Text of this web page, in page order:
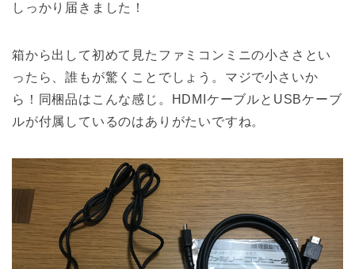
しっかり届きました！
箱から出して初めて見たファミコンミニの小ささとい
ったら、誰もが驚くことでしょう。マジで小さいか
ら！同梱品はこんな感じ。HDMIケーブルとUSBケーブ
ルが付属しているのはありがたいですね。